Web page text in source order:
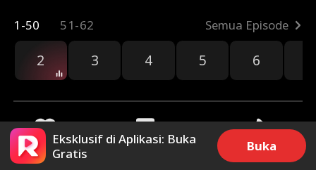
1-50 51-62 Semua Episode
2 3 4 5 6
151 Bagikan
Eksklusif di Aplikasi: Buka
Gratis
Buka